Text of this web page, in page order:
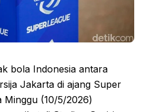
bola Indonesia antara
Jakarta di ajang Super
Minggu (10/5/2026)